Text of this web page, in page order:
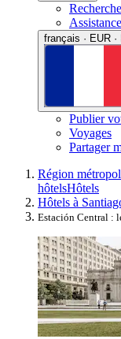
Assistance
français · EUR ·
Publier
Voyages
Partager
Région
hôtelsHôtels
Hôtels à
Estación Central :